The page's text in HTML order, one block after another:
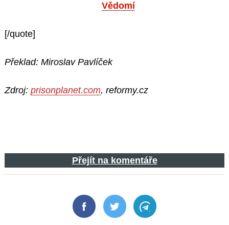
Vědomí
[/quote]
Překlad: Miroslav Pavlíček
Zdroj: prisonplanet.com, reformy.cz
Přejít na komentáře
FacebookTwitter Telegram